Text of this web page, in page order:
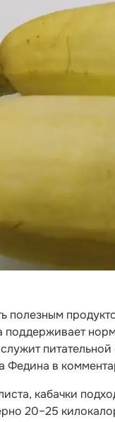
полезным
поддерживает
Федина в
кабачки
20–25